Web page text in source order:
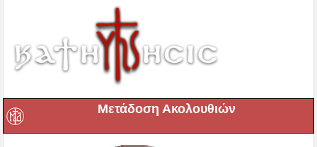
Μετάδοση Ακολουθιών